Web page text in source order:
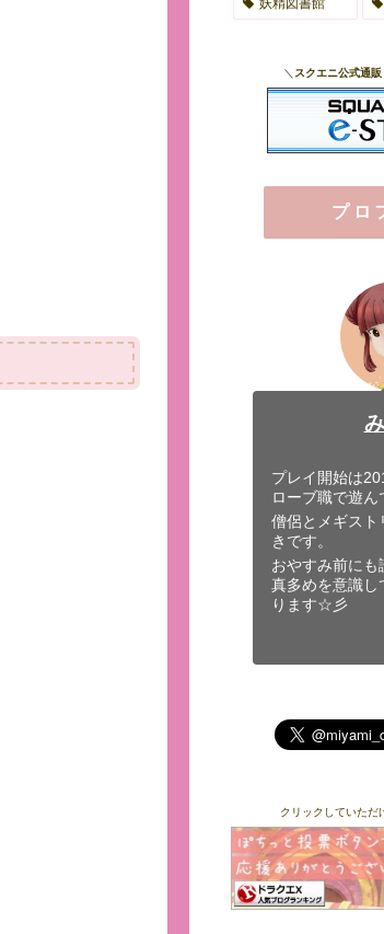
妖精図書館
＼ スクエニ公式通販
プロ
プレイ開始は
ローブ職で遊ん
僧侶とメギスト
きです。
おやすみ前にも
真多めを意識し
ります☆彡
クリックしていた